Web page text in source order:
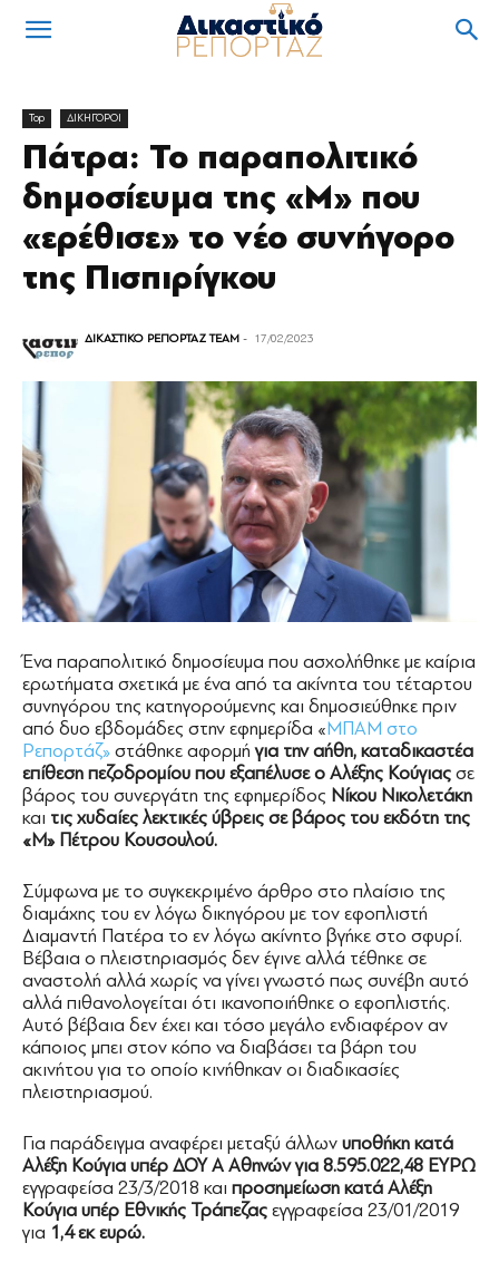
Top ΔΙΚΗΓΟΡΟΙ
Πάτρα: Το παραπολιτικό
δημοσίευμα της «Μ» που
«ερέθισε» το νέο συνήγορο
της Πισπιρίγκου
ΔΙΚΑΣΤΙΚΟ ΡΕΠΟΡΤΑΖ TEAM - 17/02/2023
Ένα παραπολιτικό δημοσίευμα που ασχολήθηκε με καίρια
ερωτήματα σχετικά με ένα από τα ακίνητα του τέταρτου
συνηγόρου της κατηγορούμενης και δημοσιεύθηκε πριν
από δυο εβδομάδες στην εφημερίδα «ΜΠΑΜ στο
Ρεπορτάζ» στάθηκε αφορμήγια την αήθη, καταδικαστέα
επίθεση πεζοδρομίου που εξαπέλυσε ο Αλέξης Κούγιας σε
βάρος του συνεργάτη της εφημερίδος Νίκου Νικολετάκη
και τις χυδαίες λεκτικές ύβρεις σε βάρος του εκδότη της
«Μ» Πέτρου Κουσουλού.
Σύμφωνα με το συγκεκριμένο άρθρο στο πλαίσιο της
διαμάχης του εν λόγω δικηγόρου με τον εφοπλιστή
Διαμαντή Πατέρα το εν λόγω ακίνητο βγήκε στο σφυρί.
Βέβαια ο πλειστηριασμός δεν έγινε αλλά τέθηκε σε
αναστολή αλλά χωρίς να γίνει γνωστό πως συνέβη αυτό
αλλά πιθανολογείται ότι ικανοποιήθηκε ο εφοπλιστής.
Αυτό βέβαια δεν έχει και τόσο μεγάλο ενδιαφέρον αν
κάποιος μπει στον κόπο να διαβάσει τα βάρη του
ακινήτου για το οποίο κινήθηκαν οι διαδικασίες
πλειστηριασμού.
Για παράδειγμα αναφέρει μεταξύ άλλων υποθήκη κατά
Αλέξη Κούγια υπέρ ΔΟΥ Α Αθηνών για 8.595.022,48 ΕΥΡΩ
εγγραφείσα 23/3/2018 και προσημείωση κατά Αλέξη
Κούγια υπέρ Εθνικής Τράπεζας εγγραφείσα 23/01/2019
για 1,4 εκ ευρώ.